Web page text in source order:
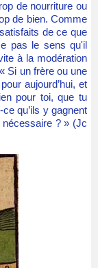
de nourriture ou
de bien. Comme
de ce que
pas le sens qu'il
à la modération
Si un frère ou une
aujourd’hui, et
pour toi, que tu
qu’ils y gagnent
? » (Jc